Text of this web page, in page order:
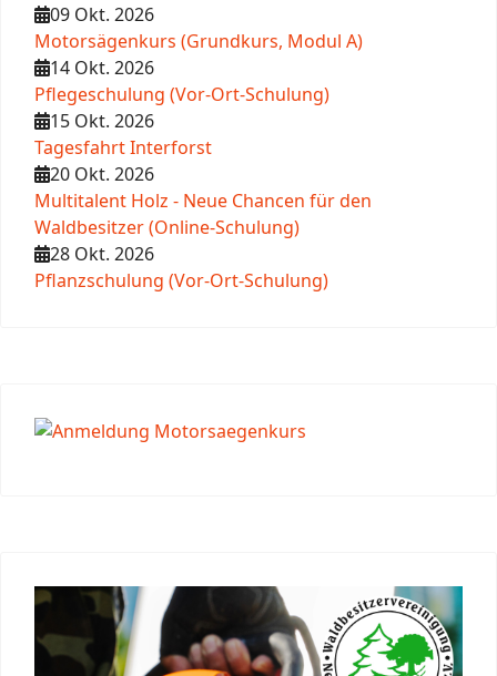
09 Okt. 2026
Motorsägenkurs (Grundkurs, Modul A)
14 Okt. 2026
Pflegeschulung (Vor-Ort-Schulung)
15 Okt. 2026
Tagesfahrt Interforst
20 Okt. 2026
Multitalent Holz - Neue Chancen für den
Waldbesitzer (Online-Schulung)
28 Okt. 2026
Pflanzschulung (Vor-Ort-Schulung)